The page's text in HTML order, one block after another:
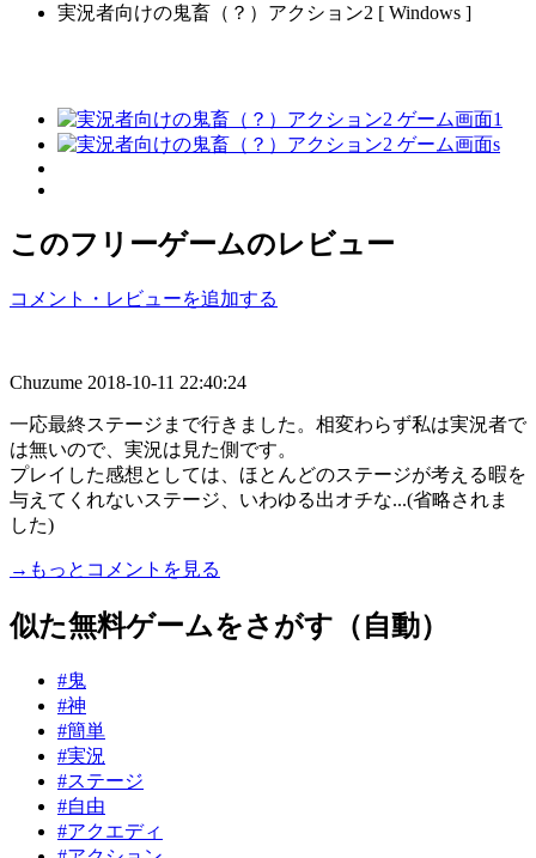
実況者向けの鬼畜（？）アクション2 [ Windows ]
このフリーゲームのレビュー
コメント・レビューを追加する
Chuzume 2018-10-11 22:40:24
一応最終ステージまで行きました。相変わらず私は実況者で
は無いので、実況は見た側です。
プレイした感想としては、ほとんどのステージが考える暇を
与えてくれないステージ、いわゆる出オチな...(省略されま
した)
→もっとコメントを見る
似た無料ゲームをさがす（自動）
#鬼
#神
#簡単
#実況
#ステージ
#自由
#アクエディ